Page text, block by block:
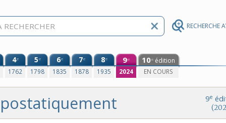
RECHERCHE
4e
1762
5e
1798
6e
1835
7e
1878
8e
1935
9e
2024
10e édition
EN COURS
9e